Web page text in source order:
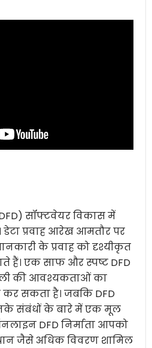
सॉफ्टवेयर विकास में
प्रवाह आरेख आमतौर पर
के प्रवाह को दृश्यीकृत
हैं। एक साफ और स्पष्ट DFD
की आवश्यकताओं का
सकता है। जबकि DFD
संबंधों के बारे में एक मूल
DFD निर्माता आपको
जैसे अधिक विवरण शामिल